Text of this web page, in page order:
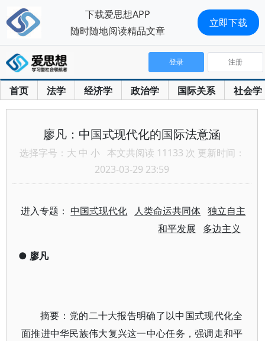
首页 法学 经济学 政治学 国际关系 社会学
登录 注册
廖凡：中国式现代化的国际法意涵
选择字号： 大 中 小 本文共阅读 11133 次 更新时间：
2023-03-29 23:59
进入专题：中国式现代化 人类命运共同体 独立自主
和平发展
多边主义
● 廖凡
摘要：党的二十大报告明确了以中国式现代化全
面推进中华民族伟大复兴这一中心任务，强调走和平
下载爱思想APP
随时随地阅读精品文章
立即下载